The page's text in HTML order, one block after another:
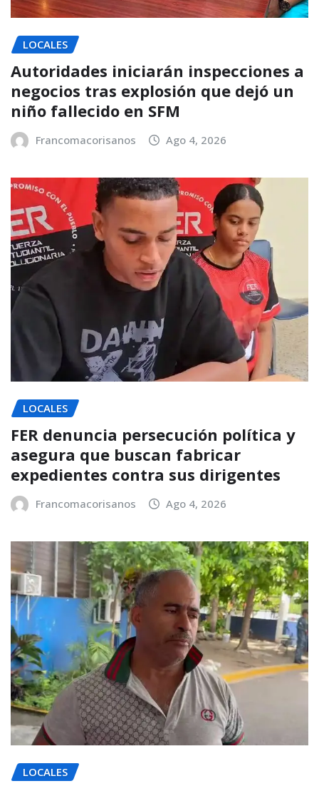
LOCALES
Autoridades iniciarán inspecciones a
negocios tras explosión que dejó un
niño fallecido en SFM
Francomacorisanos Ago 4, 2026
LOCALES
FER denuncia persecución política y
asegura que buscan fabricar
expedientes contra sus dirigentes
Francomacorisanos Ago 4, 2026
LOCALES